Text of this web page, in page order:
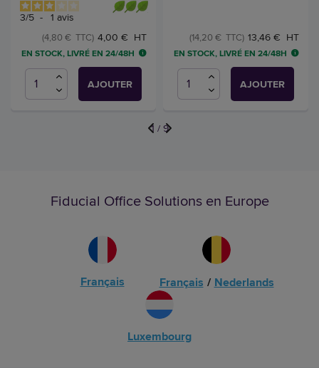
3/5 - 1 avis
4,00 € HT
(4,80 € TTC)
EN STOCK, LIVRÉ EN 24/48H
AJOUTER
13,46 € HT
(14,20 € TTC)
EN STOCK, LIVRÉ EN 24/48H
AJOUTER
1 / 9
Fiducial Office Solutions en Europe
Français Français / Nederlands
Luxembourg